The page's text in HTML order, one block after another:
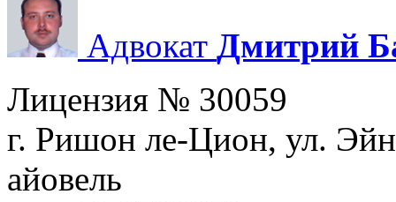
Адвокат Дмитрий
Лицензия № 30059
г. Ришон ле-Цион, ул.
айовель